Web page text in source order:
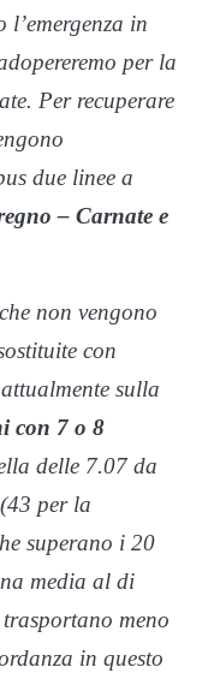
in
per la
Per recuperare
due linee a
– Carnate e
non vengono
con
sulla
con 7 o 8
delle 7.07 da
per la
superano i 20
media al di
meno
in questo